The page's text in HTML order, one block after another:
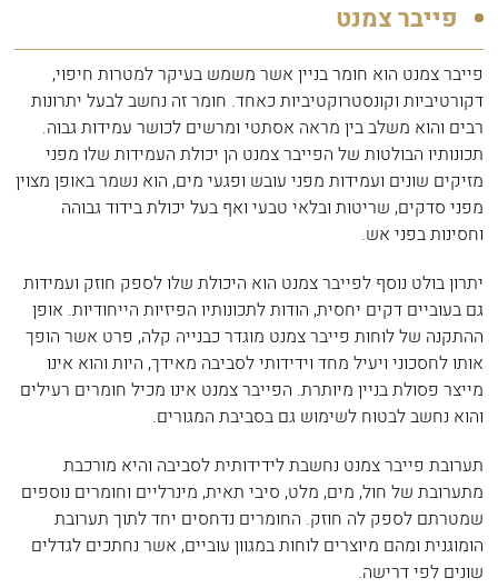
פייבר צמנט
פייבר צמנט הוא חומר בניין אשר משמש בעיקר למטרות חיפוי,
דקורטיביות וקונסטרוקטיביות כאחד. חומר זה נחשב לבעל יתרונות
רבים והוא משלב בין מראה אסתטי ומרשים לכושר עמידות גבוה.
תכונותיו הבולטות של הפייבר צמנט הן יכולת העמידות שלו מפני
מזיקים שונים ועמידות מפני עובש ופגעי מים, הוא נשמר באופן מצוין
מפני סדקים, שריטות ובלאי טבעי ואף בעל יכולת בידוד גבוהה
וחסינות בפני אש.
יתרון בולט נוסף לפייבר צמנט הוא היכולת שלו לספק חוזק ועמידות
גם בעוביים דקים יחסית, הודות לתכונותיו הפיזיות הייחודיות. אופן
ההתקנה של לוחות פייבר צמנט מוגדר כבנייה קלה, פרט אשר הופך
אותו לחסכוני ויעיל מחד וידידותי לסביבה מאידך, היות והוא אינו
מייצר פסולת בניין מיותרת. הפייבר צמנט אינו מכיל חומרים רעילים
והוא נחשב לבטוח לשימוש גם בסביבת המגורים.
תערובת פייבר צמנט נחשבת לידידותית לסביבה והיא מורכבת
מתערובת של חול, מים, מלט, סיבי תאית, מינרליים וחומרים נוספים
שמטרתם לספק לה חוזק. החומרים נדחסים יחד לתוך תערובת
הומוגנית ומהם מיוצרים לוחות במגוון עוביים, אשר נחתכים לגדלים
שונים לפי דרישה.